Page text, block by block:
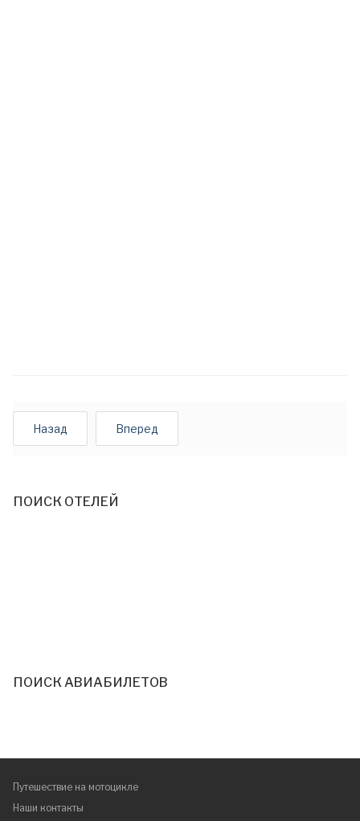
Назад Вперед
ПОИСК ОТЕЛЕЙ
ПОИСК АВИАБИЛЕТОВ
Путешествие на мотоцикле
Наши контакты